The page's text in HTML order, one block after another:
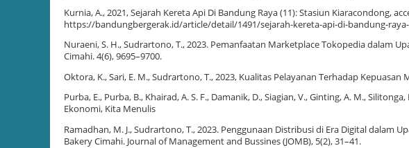
Kurnia, A., 2021, Sejarah Kereta Api Di Bandung Raya (11): Stasiun Kiaracondong,
https://bandungbergerak.id/article/detail/1491/sejarah-kereta-api-di-bandung-
Nuraeni, S. H., Sudrartono, T., 2023. Pemanfaatan Marketplace Tokopedia dalam
Cimahi. 4(6), 9695–9700.
Oktora, K., Sari, E. M., Sudrartono, T., 2023, Kualitas Pelayanan Terhadap
Purba, E., Purba, B., Khairad, A. S. F., Damanik, D., Siagian, V., Ginting, A. M.,
Ekonomi, Kita Menulis
Ramadhan, M. J., Sudrartono, T., 2023. Penggunaan Distribusi di Era Digital dalam
Bakery Cimahi. Journal of Management and Bussines (JOMB), 5(2), 31–41.